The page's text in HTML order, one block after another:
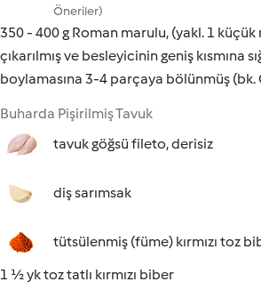
Öneriler)
350 - 400 g Roman marulu, (yakl. 1 küçük
çıkarılmış ve besleyicinin geniş kısmına
boylamasına 3-4 parçaya bölünmüş (bk.
Buharda Pişirilmiş Tavuk
tavuk göğsü fileto, derisiz
diş sarımsak
tütsülenmiş (füme) kırmızı toz
1 ½ yk toz tatlı kırmızı biber